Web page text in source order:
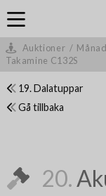
Auktioner /
Takamine C132S
19. Dalatuppar
Gå tillbaka
20.